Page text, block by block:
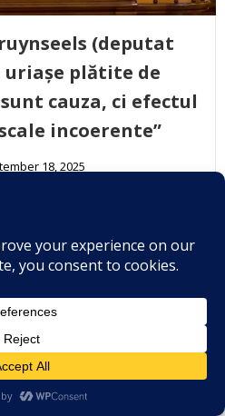
(deputat
uriașe plătite de
cauza, ci efectul
incoerente”
18, 2025
alternativ AUR și
mai mult..